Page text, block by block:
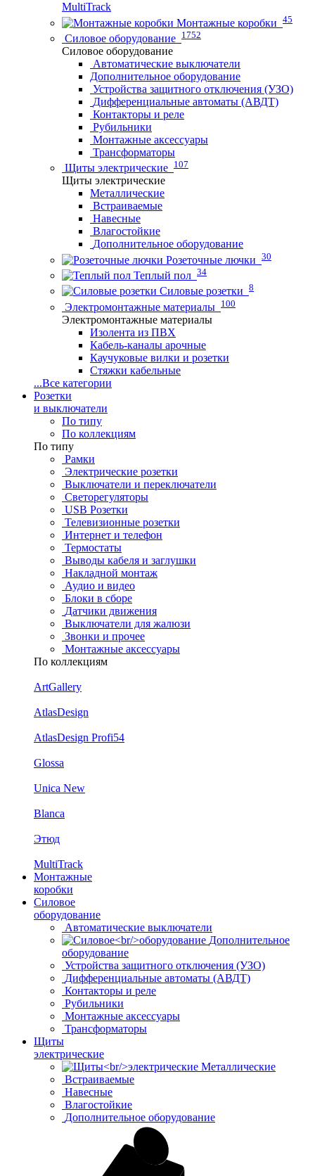
MultiTrack
Монтажные коробки 45
Силовое оборудование 1752
Силовое оборудование
Автоматические выключатели
Дополнительное оборудование
Устройства защитного отключения (УЗО)
Дифференциальные автоматы (АВДТ)
Контакторы и реле
Рубильники
Монтажные аксессуары
Трансформаторы
Щиты электрические 107
Щиты электрические
Металлические
Встраиваемые
Навесные
Влагостойкие
Дополнительное оборудование
Розеточные лючки 30
Теплый пол 34
Силовые розетки 8
Электромонтажные материалы 100
Электромонтажные материалы
Изолента из ПВХ
Кабель-каналы арочные
Каучуковые вилки и розетки
Стяжки кабельные
...Все категории
Розетки
и выключатели
По типу
По коллекциям
По типу
Рамки
Электрические розетки
Выключатели и переключатели
Светорегуляторы
USB Розетки
Телевизионные розетки
Интернет и телефон
Термостаты
Выводы кабеля и заглушки
Накладной монтаж
Аудио и видео
Блоки в сборе
Датчики движения
Выключатели для жалюзи
Звонки и прочее
Монтажные аксессуары
По коллекциям
ArtGallery
AtlasDesign
AtlasDesign Profi54
Glossa
Unica New
Blanca
Этюд
MultiTrack
Монтажные
коробки
Силовое
оборудование
Автоматические выключатели
Дополнительное
оборудование
Устройства защитного отключения (УЗО)
Дифференциальные автоматы (АВДТ)
Контакторы и реле
Рубильники
Монтажные аксессуары
Трансформаторы
Щиты
электрические
Металлические
Встраиваемые
Навесные
Влагостойкие
Дополнительное оборудование